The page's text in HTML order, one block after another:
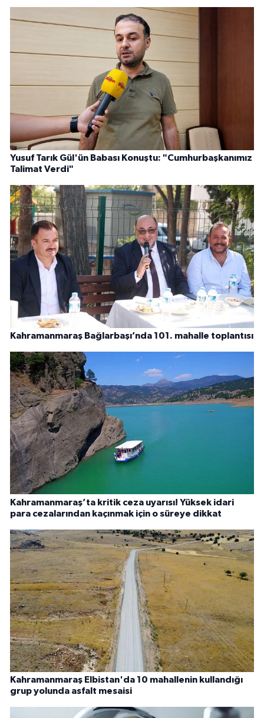
Yusuf Tarık Gül'ün Babası Konuştu: "Cumhurbaşkanımız
Talimat Verdi"
Kahramanmaraş Bağlarbaşı’nda 101. mahalle toplantısı
Kahramanmaraş’ta kritik ceza uyarısı! Yüksek idari
para cezalarından kaçınmak için o süreye dikkat
Kahramanmaraş Elbistan'da 10 mahallenin kullandığı
grup yolunda asfalt mesaisi